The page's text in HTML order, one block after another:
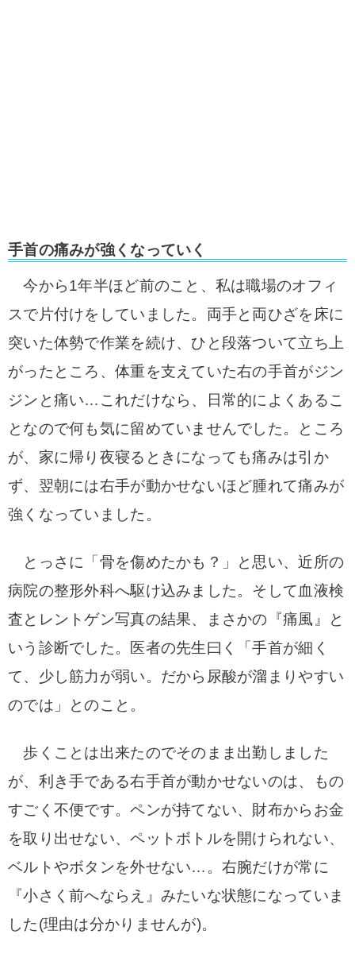
手首の痛みが強くなっていく
今から1年半ほど前のこと、私は職場のオフィ
スで片付けをしていました。両手と両ひざを床に
突いた体勢で作業を続け、ひと段落ついて立ち上
がったところ、体重を支えていた右の手首がジン
ジンと痛い…これだけなら、日常的によくあるこ
となので何も気に留めていませんでした。ところ
が、家に帰り夜寝るときになっても痛みは引か
ず、翌朝には右手が動かせないほど腫れて痛みが
強くなっていました。
とっさに「骨を傷めたかも？」と思い、近所の
病院の整形外科へ駆け込みました。そして血液検
査とレントゲン写真の結果、まさかの『痛風』と
いう診断でした。医者の先生曰く「手首が細く
て、少し筋力が弱い。だから尿酸が溜まりやすい
のでは」とのこと。
歩くことは出来たのでそのまま出勤しました
が、利き手である右手首が動かせないのは、もの
すごく不便です。ペンが持てない、財布からお金
を取り出せない、ペットボトルを開けられない、
ベルトやボタンを外せない…。右腕だけが常に
『小さく前へならえ』みたいな状態になっていま
した(理由は分かりませんが)。